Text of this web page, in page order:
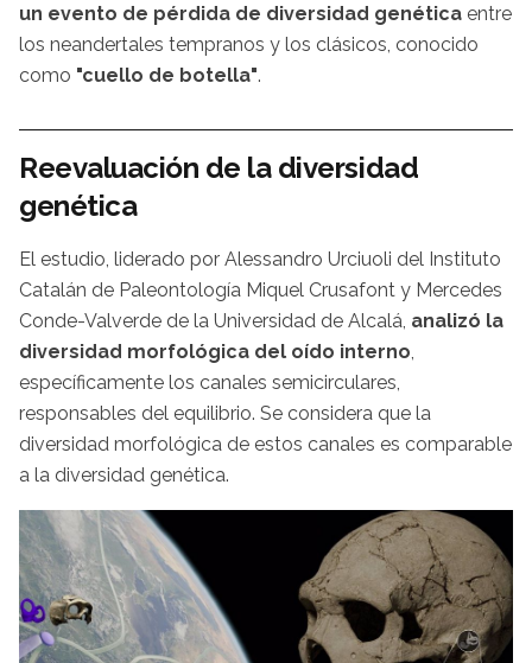
un evento de pérdida de diversidad genética entre
los neandertales tempranos y los clásicos, conocido
como "cuello de botella".
Reevaluación de la diversidad
genética
El estudio, liderado por Alessandro Urciuoli del Instituto
Catalán de Paleontología Miquel Crusafont y Mercedes
Conde-Valverde de la Universidad de Alcalá, analizó la
diversidad morfológica del oído interno,
específicamente los canales semicirculares,
responsables del equilibrio. Se considera que la
diversidad morfológica de estos canales es comparable
a la diversidad genética.